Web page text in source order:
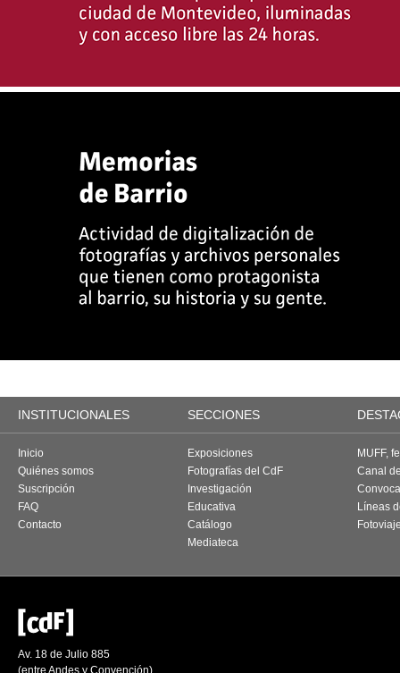
INSTITUCIONALES SECCIONES
Inicio
Quiénes somos
Suscripción
FAQ
Contacto
Exposiciones
Fotografías del CdF
Investigación
Educativa
Catálogo
Mediateca
MUFF,
Canal
Líneas
Av. 18 de Julio 885
(entre Andes y Convención)